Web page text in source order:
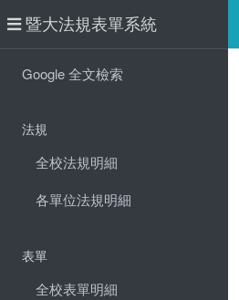
暨大法規表單系統
Google 全文檢索
法規
全校法規明細
各單位法規明細
表單
全校表單明細